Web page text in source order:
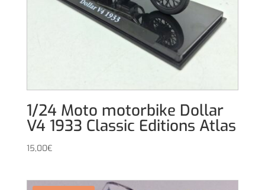
1/24 Moto motorbike Dollar
V4 1933 Classic Editions Atlas
15,00€